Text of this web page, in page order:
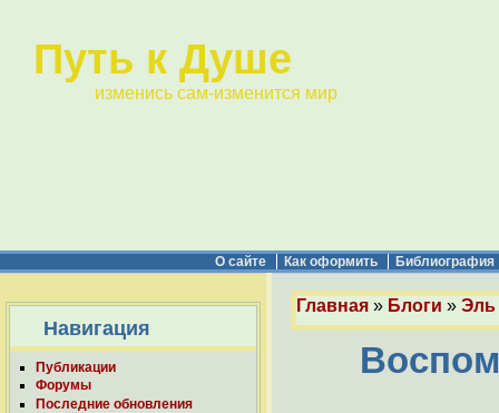
Путь к Душе
изменись сам-изменится мир
О сайте Как оформить Библиография
Навигация
Публикации
Форумы
Последние обновления
Главная » Блоги » Эль